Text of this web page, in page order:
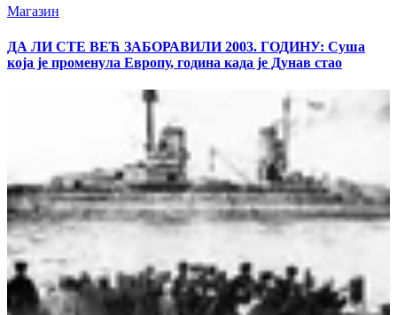
Магазин
ДА ЛИ СТЕ ВЕЋ ЗАБОРАВИЛИ 2003. ГОДИНУ: Суша
која је променула Европу, година када је Дунав стао